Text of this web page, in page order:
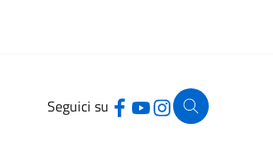
Seguici su